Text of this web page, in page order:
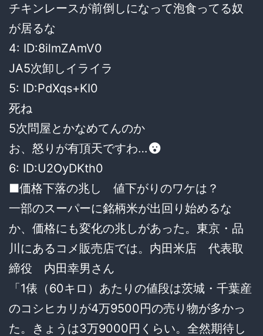
チキンレースが前倒しになって泡食ってる奴
が居るな
4: ID:8ilmZAmV0
JA5次卸しイライラ
5: ID:PdXqs+KI0
死ね
5次問屋とかなめてんのか
お、怒りが有頂天ですわ…
6: ID:U2OyDKth0
■価格下落の兆し 値下がりのワケは？
一部のスーパーに銘柄米が出回り始めるな
か、価格にも変化の兆しがあった。東京・品
川にあるコメ販売店では。内田米店 代表取
締役 内田幸男さん
「1俵（60キロ）あたりの値段は茨城・千葉産
のコシヒカリが4万9500円の売り物が多かっ
た。きょうは3万9000円くらい。全然期待し